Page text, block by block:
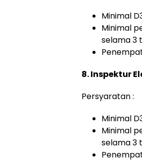
Minimal
Minimal
selama 3
8. Inspektur
Persyaratan :
Minimal
Minimal
selama 3